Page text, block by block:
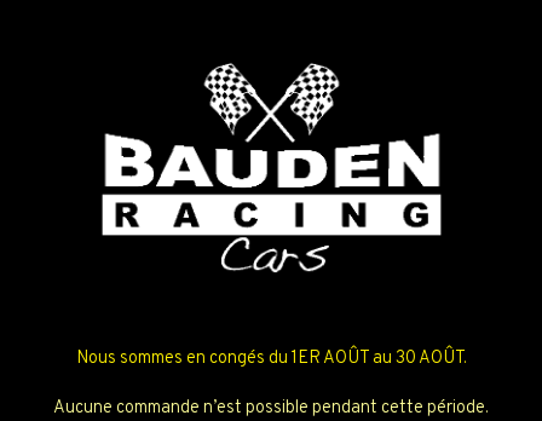
Nous sommes en congés du 1ER AOÛT au 30 AOÛT.
Aucune commande n’est possible pendant cette période.